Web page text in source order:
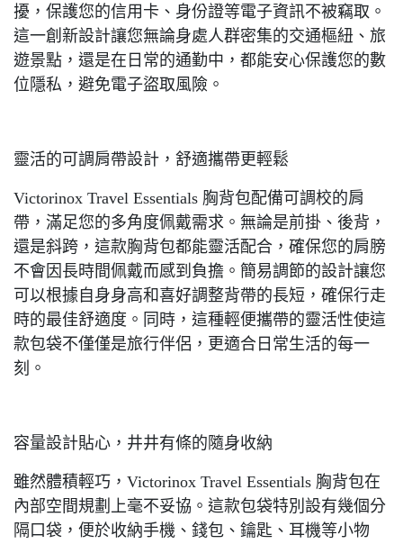
擾，保護您的信用卡、身份證等電子資訊不被竊取。
這一創新設計讓您無論身處人群密集的交通樞紐、旅
遊景點，還是在日常的通勤中，都能安心保護您的數
位隱私，避免電子盜取風險。
靈活的可調肩帶設計，舒適攜帶更輕鬆
Victorinox Travel Essentials 胸背包配備可調校的肩
帶，滿足您的多角度佩戴需求。無論是前掛、後背，
還是斜跨，這款胸背包都能靈活配合，確保您的肩膀
不會因長時間佩戴而感到負擔。簡易調節的設計讓您
可以根據自身身高和喜好調整背帶的長短，確保行走
時的最佳舒適度。同時，這種輕便攜帶的靈活性使這
款包袋不僅僅是旅行伴侶，更適合日常生活的每一
刻。
容量設計貼心，井井有條的隨身收納
雖然體積輕巧，Victorinox Travel Essentials 胸背包在
內部空間規劃上毫不妥協。這款包袋特別設有幾個分
隔口袋，便於收納手機、錢包、鑰匙、耳機等小物